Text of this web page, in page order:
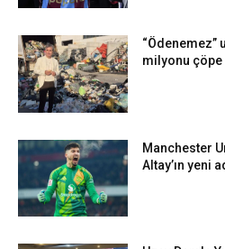
“Ödenemez”
milyonu çöpe
Manchester
Altay’ın yeni